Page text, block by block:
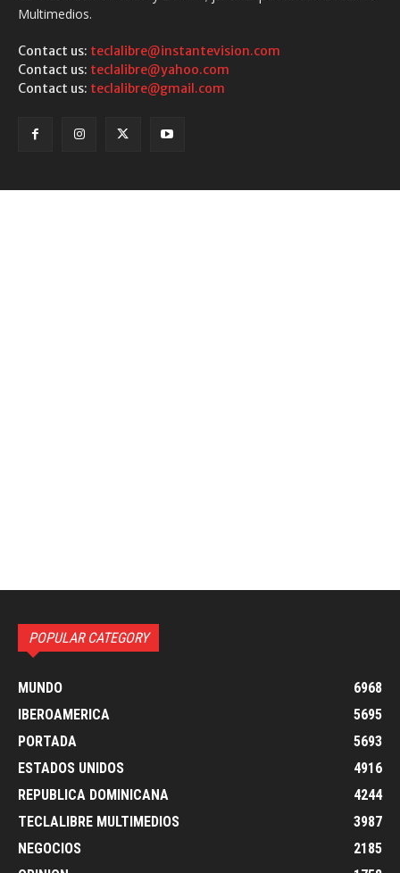
Multimedios.
Contact us: teclalibre@instantevision.com
Contact us: teclalibre@yahoo.com
Contact us: teclalibre@gmail.com
POPULAR CATEGORY
MUNDO
6968
IBEROAMERICA
5695
PORTADA
5693
ESTADOS UNIDOS
4916
REPUBLICA DOMINICANA
4244
TECLALIBRE MULTIMEDIOS
3987
NEGOCIOS
2185